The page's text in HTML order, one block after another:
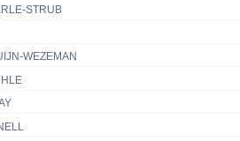
STRUB
WEZEMAN